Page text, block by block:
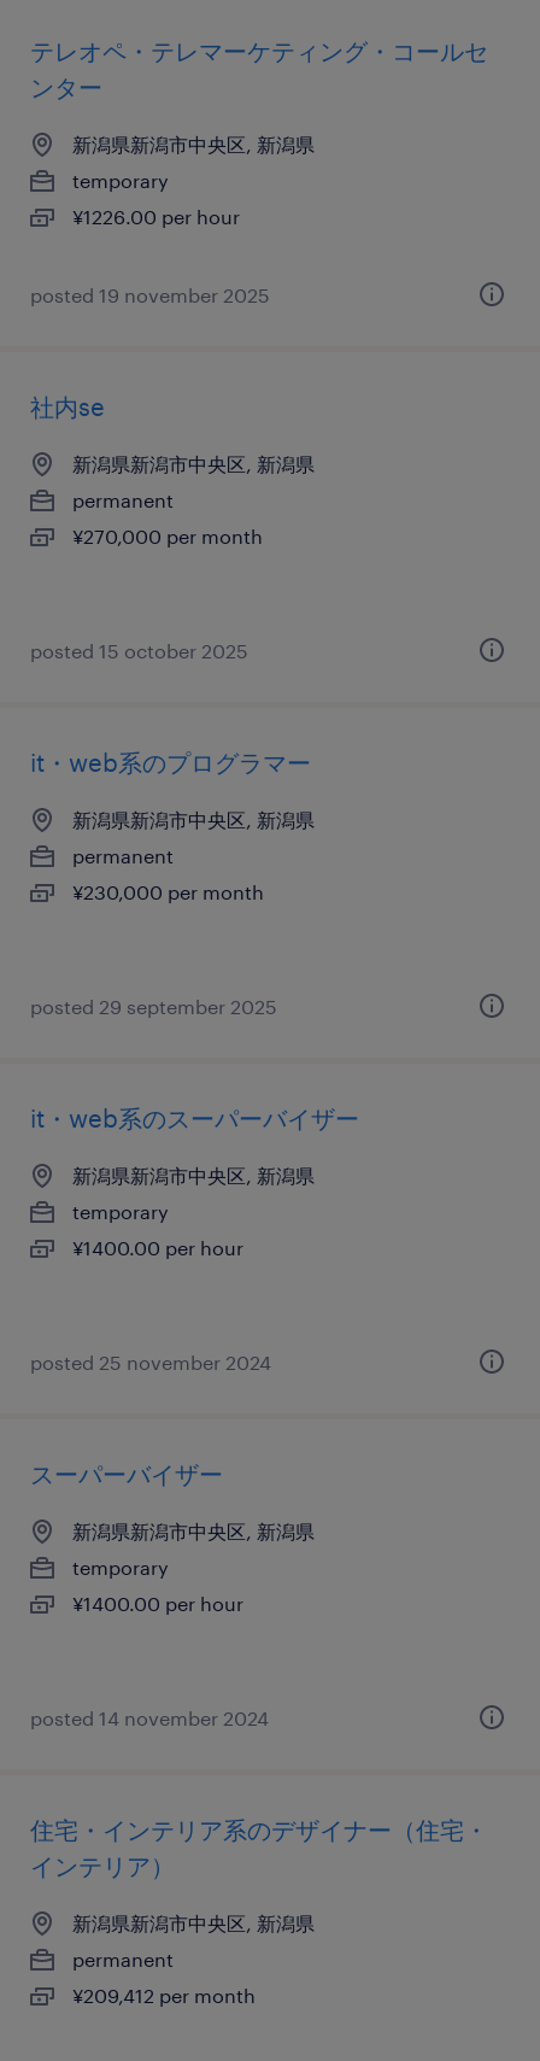
テレオペ・テレマーケティング・コールセ
ンター
新潟県新潟市中央区, 新潟県
temporary
¥1226.00 per hour
posted 19 november 2025
社内se
新潟県新潟市中央区, 新潟県
permanent
¥270,000 per month
posted 15 october 2025
it・web系のプログラマー
新潟県新潟市中央区, 新潟県
permanent
¥230,000 per month
posted 29 september 2025
it・web系のスーパーバイザー
新潟県新潟市中央区, 新潟県
temporary
¥1400.00 per hour
posted 25 november 2024
スーパーバイザー
新潟県新潟市中央区, 新潟県
temporary
¥1400.00 per hour
posted 14 november 2024
住宅・インテリア系のデザイナー（住宅・
インテリア）
新潟県新潟市中央区, 新潟県
permanent
¥209,412 per month